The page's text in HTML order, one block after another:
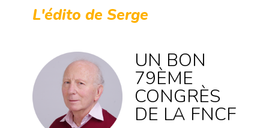
L'édito de Serge
UN BON
79ÈME
CONGRÈS
DE LA FNCF